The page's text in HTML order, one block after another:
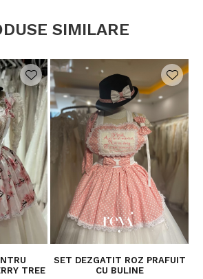
SIMILARE
TREE
SET DEZGATIT ROZ PRAFUIT
CU BULINE